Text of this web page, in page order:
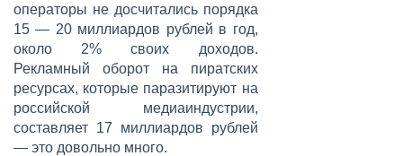
операторы не досчитались порядка
15 — 20 миллиардов рублей в год,
около 2% своих доходов.
Рекламный оборот на пиратских
ресурсах, которые паразитируют на
российской медиаиндустрии,
составляет 17 миллиардов рублей
— это довольно много.